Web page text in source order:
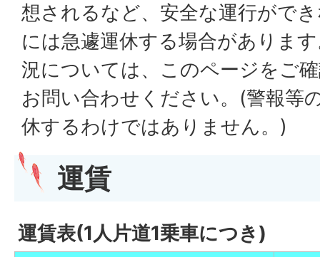
想されるなど、安全な運行がで
には急遽運休する場合がありま
況については、このページをご
お問い合わせください。(警報等
休するわけではありません。)
運賃
運賃表(1人片道1乗車につき)